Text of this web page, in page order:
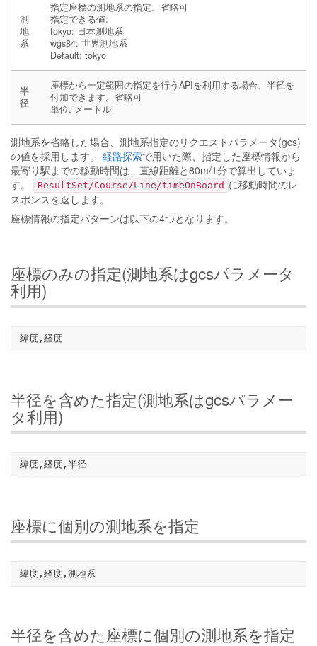
測
地
系
指定座標の測地系の指定。省略可
指定できる値:
tokyo: 日本測地系
wgs84: 世界測地系
Default: tokyo
半
径
座標から一定範囲の指定を行うAPIを利用する場合、半径を
付加できます。省略可
単位: メートル
測地系を省略した場合、測地系指定のリクエストパラメータ(gcs)
の値を採用します。 経路探索で用いた際、指定した座標情報から
最寄り駅までの移動時間は、直線距離と80m/1分で算出していま
す。
ResultSet/Course/Line/timeOnBoard に移動時間のレ
スポンスを返します。
座標情報の指定パターンは以下の4つとなります。
座標のみの指定(測地系はgcsパラメータ
利用)
半径を含めた指定(測地系はgcsパラメー
タ利用)
座標に個別の測地系を指定
半径を含めた座標に個別の測地系を指定